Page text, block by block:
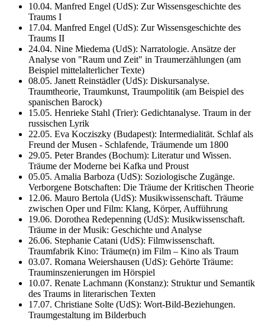
10.04. Manfred Engel (UdS): Zur Wissensgeschichte des
Traums I
17.04. Manfred Engel (UdS): Zur Wissensgeschichte des
Traums II
24.04. Nine Miedema (UdS): Narratologie. Ansätze der
Analyse von "Raum und Zeit" in Traumerzählungen (am
Beispiel mittelalterlicher Texte)
08.05. Janett Reinstädler (UdS): Diskursanalyse.
Traumtheorie, Traumkunst, Traumpolitik (am Beispiel des
spanischen Barock)
15.05. Henrieke Stahl (Trier): Gedichtanalyse. Traum in der
russischen Lyrik
22.05. Eva Kocziszky (Budapest): Intermedialität. Schlaf als
Freund der Musen - Schlafende, Träumende um 1800
29.05. Peter Brandes (Bochum): Literatur und Wissen.
Träume der Moderne bei Kafka und Proust
05.05. Amalia Barboza (UdS): Soziologische Zugänge.
Verborgene Botschaften: Die Träume der Kritischen Theorie
12.06. Mauro Bertola (UdS): Musikwissenschaft. Träume
zwischen Oper und Film: Klang, Körper, Aufführung
19.06. Dorothea Redepenning (UdS): Musikwissenschaft.
Träume in der Musik: Geschichte und Analyse
26.06. Stephanie Catani (UdS): Filmwissenschaft.
Traumfabrik Kino: Träume(n) im Film – Kino als Traum
03.07. Romana Weiershausen (UdS): Gehörte Träume:
Trauminszenierungen im Hörspiel
10.07. Renate Lachmann (Konstanz): Struktur und Semantik
des Traums in literarischen Texten
17.07. Christiane Solte (UdS): Wort-Bild-Beziehungen.
Traumgestaltung im Bilderbuch